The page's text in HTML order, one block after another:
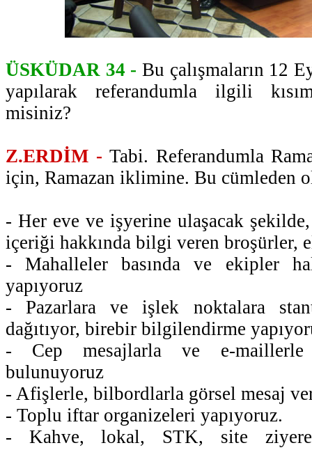
ÜSKÜDAR 34 - Bu çalışmaların 12
yapılarak referandumla ilgili
misiniz?
Z.ERDİM - Tabi. Referandumla
için, Ramazan iklimine. Bu cümleden
- Her eve ve işyerine ulaşacak
içeriği hakkında bilgi veren broşürler,
- Mahalleler basında ve ekipler
yapıyoruz
- Pazarlara ve işlek noktalara
dağıtıyor, birebir bilgilendirme
- Cep mesajlarla ve e-maillerle
bulunuyoruz
- Afişlerle, bilbordlarla görsel mesaj
- Toplu iftar organizeleri yapıyoruz.
- Kahve, lokal, STK, site